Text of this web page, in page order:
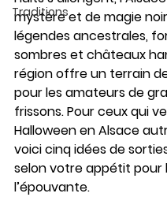
Traditions
mystère et de magie
légendes ancestrales,
sombres et châteaux
région offre un terrain
pour les amateurs de
frissons. Pour ceux qui
Halloween en Alsace
voici cinq idées de
selon votre appétit pour
l’épouvante.